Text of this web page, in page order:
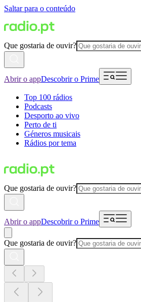
Saltar para o conteúdo
Que gostaria de ouvir?
Abrir o appDescobrir o Prime
Top 100 rádios
Podcasts
Desporto ao vivo
Perto de ti
Géneros musicais
Rádios por tema
Que gostaria de ouvir?
Abrir o appDescobrir o Prime
Que gostaria de ouvir?